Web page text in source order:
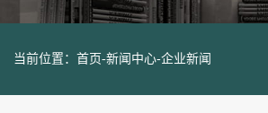
当前位置： 首页-新闻中心-企业新闻